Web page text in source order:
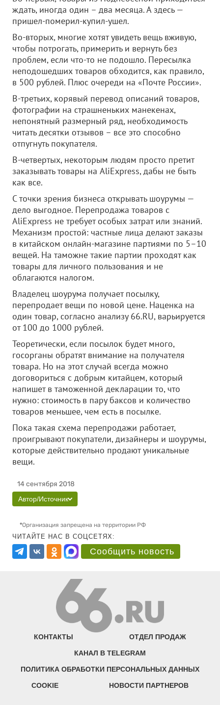
ждать, иногда один – два месяца. А здесь —
пришел-померил-купил-ушел.
Во-вторых, многие хотят увидеть вещь вживую,
чтобы потрогать, примерить и вернуть без
проблем, если что-то не подошло. Пересылка
неподошедших товаров обходится, как правило,
в 500 рублей. Плюс очереди на «Почте России».
В-третьих, корявый перевод описаний товаров,
фотографии на страшненьких манекенах,
непонятный размерный ряд, необходимость
читать десятки отзывов – все это способно
отпугнуть покупателя.
В-четвертых, некоторым людям просто претит
заказывать товары на AliExpress, дабы не быть
как все.
С точки зрения бизнеса открывать шоурумы —
дело выгодное. Перепродажа товаров с
AliExpress не требует особых затрат или знаний.
Механизм простой: частные лица делают заказы
в китайском онлайн-магазине партиями по 5–10
вещей. На таможне такие партии проходят как
товары для личного пользования и не
облагаются налогом.
Владелец шоурума получает посылку,
перепродает вещи по новой цене. Наценка на
один товар, согласно анализу 66.RU, варьируется
от 100 до 1000 рублей.
Теоретически, если посылок будет много,
госорганы обратят внимание на получателя
товара. Но на этот случай всегда можно
договориться с добрым китайцем, который
напишет в таможенной декларации то, что
нужно: стоимость в пару баксов и количество
товаров меньшее, чем есть в посылке.
Пока такая схема перепродажи работает,
проигрывают покупатели, дизайнеры и шоурумы,
которые действительно продают уникальные
вещи.
14 сентября 2018
Автор/Источник
*Организация запрещена на территории РФ
ЧИТАЙТЕ НАС В СОЦСЕТЯХ:
Сообщить новость
КОНТАКТЫ ОТДЕЛ ПРОДАЖ
КАНАЛ В TELEGRAM
ПОЛИТИКА ОБРАБОТКИ ПЕРСОНАЛЬНЫХ ДАННЫХ
COOKIE НОВОСТИ ПАРТНЕРОВ